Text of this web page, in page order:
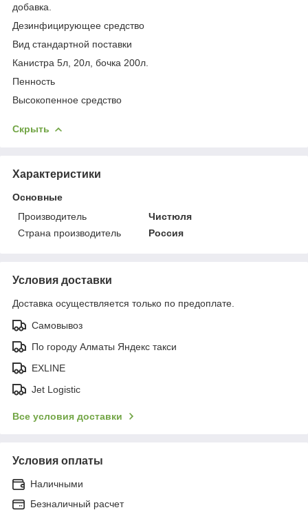
добавка.
Дезинфицирующее средство
Вид стандартной поставки
Канистра 5л, 20л, бочка 200л.
Пенность
Высокопенное средство
Скрыть
Характеристики
Основные
Производитель
Чистюля
Страна производитель
Россия
Условия доставки
Доставка осуществляется только по предоплате.
Самовывоз
По городу Алматы Яндекс такси
EXLINE
Jet Logistic
Все условия доставки
Условия оплаты
Наличными
Безналичный расчет